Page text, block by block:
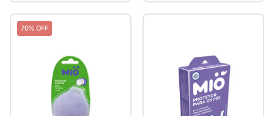
70% OFF